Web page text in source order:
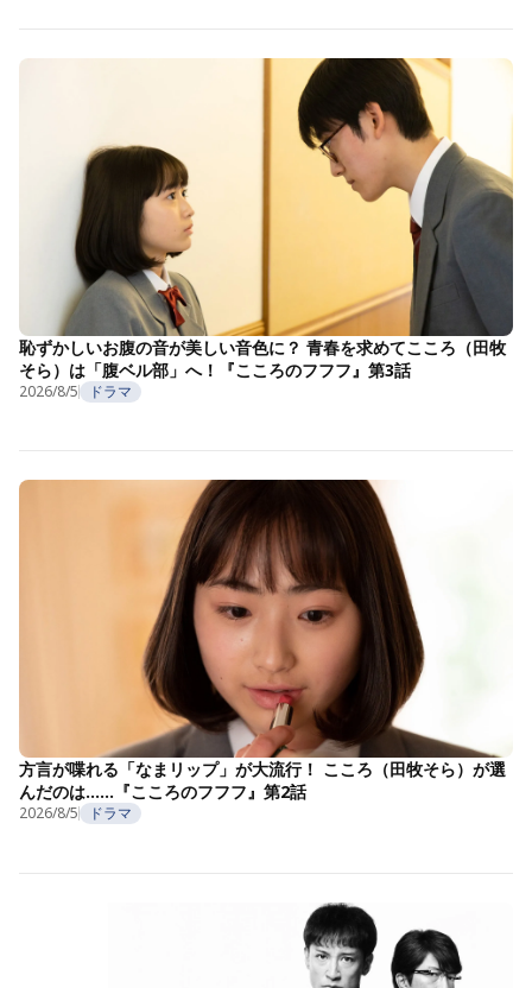
恥ずかしいお腹の音が美しい音色に？ 青春を求めてこころ（田牧
そら）は「腹ベル部」へ！『こころのフフフ』第3話
2026/8/5 ドラマ
方言が喋れる「なまリップ」が大流行！ こころ（田牧そら）が選
んだのは……『こころのフフフ』第2話
2026/8/5 ドラマ